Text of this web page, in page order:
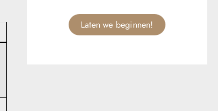
Laten we beginnen!